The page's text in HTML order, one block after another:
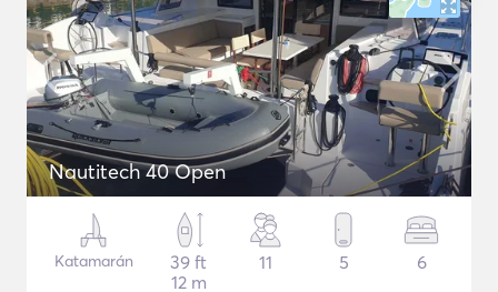
Nautitech 40 Open
Katamarán
39 ft
12 m
11 5 6